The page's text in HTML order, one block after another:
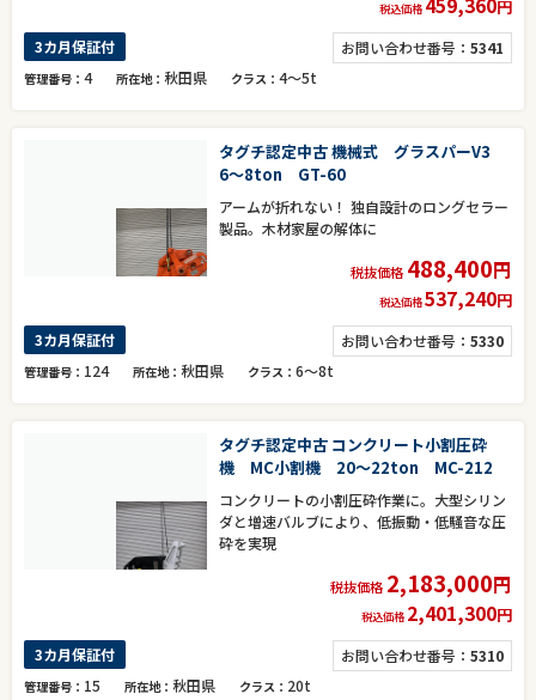
税込価格 円
お問い合わせ番号： 5341
3カ月保証付
管理番号 4 所在地 秋田県 クラス 4～5t
タグチ認定中古 機械式 グラスパーV3
6～8ton GT-60
アームが折れない！ 独自設計のロングセラー
製品。木材家屋の解体に
税抜価格 488,400円
税込価格537,240円
お問い合わせ番号： 5330
3カ月保証付
管理番号 124 所在地 秋田県 クラス 6～8t
タグチ認定中古 コンクリート小割圧砕
機 MC小割機 20～22ton MC-212
コンクリートの小割圧砕作業に。大型シリン
ダと増速バルブにより、低振動・低騒音な圧
砕を実現
税抜価格 2,183,000円
税込価格 2,401,300円
お問い合わせ番号： 5310
3カ月保証付
管理番号 15 所在地 秋田県 クラス 20t